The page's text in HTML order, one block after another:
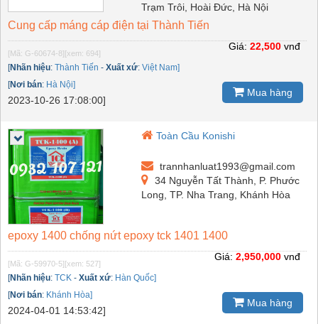
Trạm Trôi, Hoài Đức, Hà Nội
Cung cấp máng cáp điện tại Thành Tiến
[Mã: G-60674-8] [xem: 694]
[Nhãn hiệu: Thành Tiến - Xuất xứ: Việt Nam]
[Nơi bán: Hà Nội]
2023-10-26 17:08:00]
Giá: 22,500 vnđ
Mua hàng
Toàn Cầu Konishi
trannhanluat1993@gmail.com
34 Nguyễn Tất Thành, P. Phước
Long, TP. Nha Trang, Khánh Hòa
epoxy 1400 chống nứt epoxy tck 1401 1400
[Mã: G-59970-5] [xem: 527]
[Nhãn hiệu: TCK - Xuất xứ: Hàn Quốc]
[Nơi bán: Khánh Hòa]
2024-04-01 14:53:42]
Giá: 2,950,000 vnđ
Mua hàng